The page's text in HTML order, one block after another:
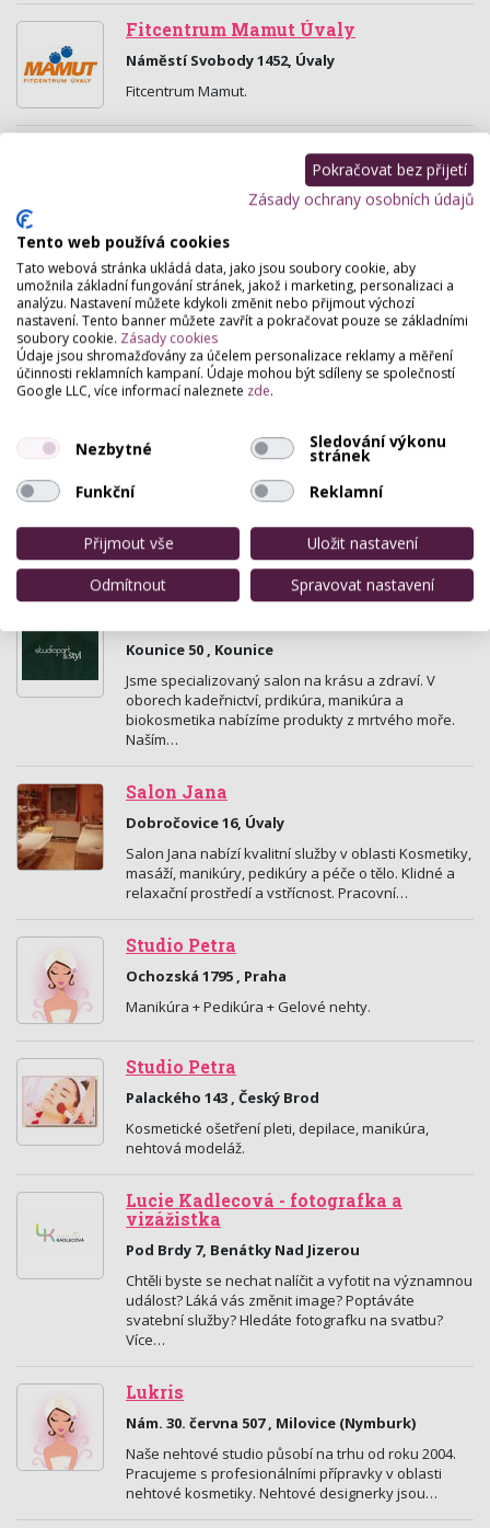
Fitcentrum Mamut Úvaly
Náměstí Svobody 1452, Úvaly
Fitcentrum Mamut.
Kosmetické služby, Pedikúra, zábaly nohou,
lakování, gelová modeláž nohou. Manikúra, zábaly
rukou. Gelová modeláž, gel lak, P-shine.
Neht.rovnátka…
Helena
Nerudova 110 , Úvaly
KOSMETIKA, MANIKÚRA, PEDIKÚRA, NEHTOVÁ
nehtů! Čištění pleti…
Angel salón krásy
Ruská 571, Jičín
Vše pro krásu, zdraví a odpočinek.
Kounice 50 , Kounice
Jsme specializovaný salon na krásu a zdraví. V
oborech kadeřnictví, prdikúra, manikúra a
biokosmetika nabízíme produkty z mrtvého moře.
Naším…
Salon Jana
Dobročovice 16, Úvaly
Salon Jana nabízí kvalitní služby v oblasti Kosmetiky,
masáží, manikúry, pedikúry a péče o tělo. Klidné a
relaxační prostředí a vstřícnost. Pracovní…
Studio Petra
Ochozská 1795 , Praha
Manikúra + Pedikúra + Gelové nehty.
Studio Petra
Palackého 143 , Český Brod
Kosmetické ošetření pleti, depilace, manikúra,
nehtová modeláž.
Lucie Kadlecová - fotografka a
vizážistka
Pod Brdy 7, Benátky Nad Jizerou
Chtěli byste se nechat nalíčit a vyfotit na významnou
událost? Láká vás změnit image? Poptáváte
svatební služby? Hledáte fotografku na svatbu?
Více…
Lukris
Nám. 30. června 507 , Milovice (Nymburk)
Naše nehtové studio působí na trhu od roku 2004.
Pracujeme s profesionálními přípravky v oblasti
nehtové kosmetiky. Nehtové designerky jsou…
Pokračovat bez přijetí
Zásady ochrany osobních údajů
Tento web používá cookies
Tato webová stránka ukládá data, jako jsou soubory cookie, aby
umožnila základní fungování stránek, jakož i marketing, personalizaci a
analýzu. Nastavení můžete kdykoli změnit nebo přijmout výchozí
nastavení. Tento banner můžete zavřít a pokračovat pouze se základními
soubory cookie. Zásady cookies
Údaje jsou shromažďovány za účelem personalizace reklamy a měření
účinnosti reklamních kampaní. Údaje mohou být sdíleny se společností
Google LLC, více informací naleznete zde.
Nezbytné Sledování výkonu
stránek
Funkční
Reklamní
Přijmout vše
Uložit nastavení
Odmítnout
Spravovat nastavení